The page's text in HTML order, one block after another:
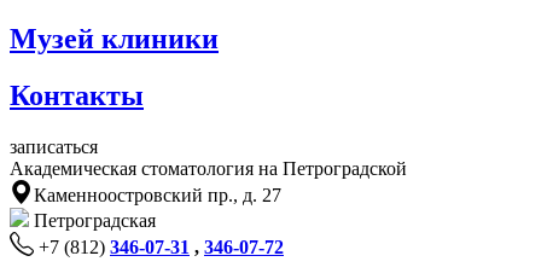
Музей клиники
Контакты
записаться
Академическая стоматология на Петроградской
Каменноостровский пр., д. 27
Петроградская
+7 (812) 346-07-31 , 346-07-72